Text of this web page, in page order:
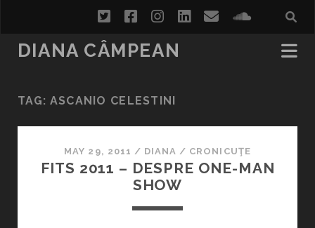
twitterfacebookinstagram
linkedin
email
DIANA CÂMPEAN
TAG: ASCANIO CELESTINI
MAY 29, 2011 / DIANA / CRONICUŢE
FITS 2011 – DESPRE ONE-MAN
SHOW